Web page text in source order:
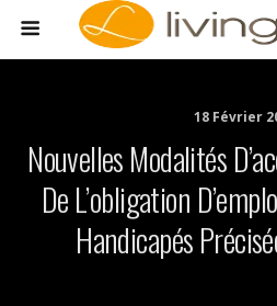
18 Février
Nouvelles Modalités
De L’obligation
Handicapés